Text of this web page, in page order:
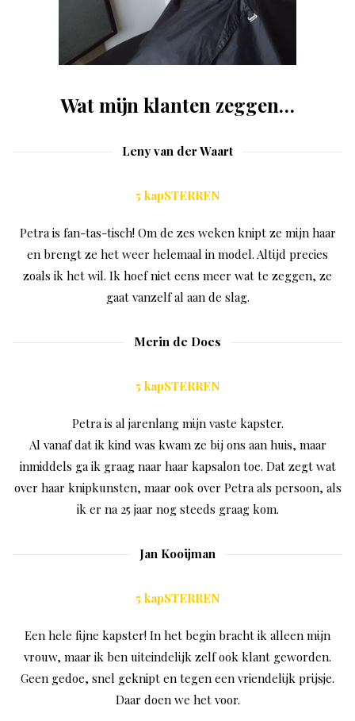
Wat mijn klanten zeggen…
Leny van der Waart
5 kapSTERREN
Petra is fan-tas-tisch! Om de zes weken knipt ze mijn haar
en brengt ze het weer helemaal in model. Altijd precies
zoals ik het wil. Ik hoef niet eens meer wat te zeggen, ze
gaat vanzelf al aan de slag.
Merin de Does
5 kapSTERREN
Petra is al jarenlang mijn vaste kapster.
Al vanaf dat ik kind was kwam ze bij ons aan huis, maar
inmiddels ga ik graag naar haar kapsalon toe. Dat zegt wat
over haar knipkunsten, maar ook over Petra als persoon, als
ik er na 25 jaar nog steeds graag kom.
Jan Kooijman
5 kapSTERREN
Een hele fijne kapster! In het begin bracht ik alleen mijn
vrouw, maar ik ben uiteindelijk zelf ook klant geworden.
Geen gedoe, snel geknipt en tegen een vriendelijk prijsje.
Daar doen we het voor.